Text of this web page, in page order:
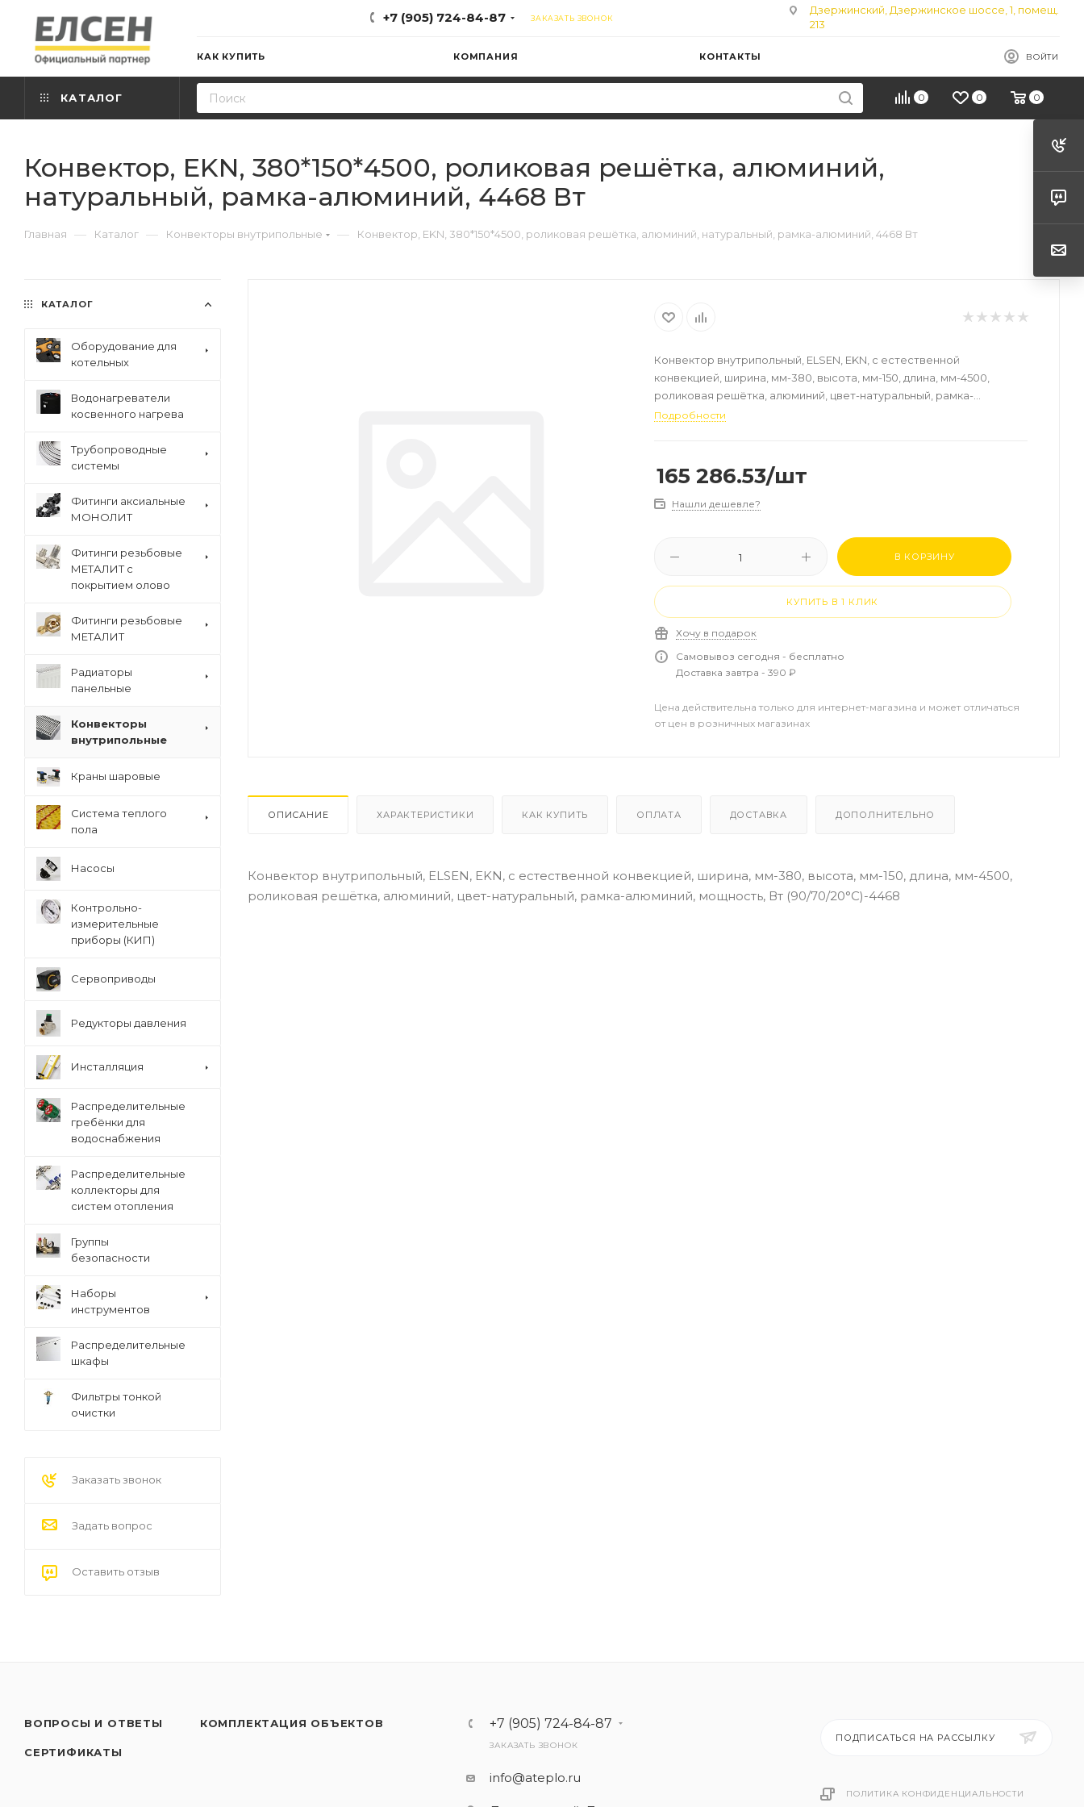
+7 (905) 724-84-87 ЗАКАЗАТЬ ЗВОНОК
Дзержинский, Дзержинское шоссе, 1, помещ.
213
ВОЙТИ
КАК КУПИТЬ КОМПАНИЯ КОНТАКТЫ
0 0 0
КАТАЛОГ
Конвектор, EKN, 380*150*4500, роликовая решётка, алюминий,
натуральный, рамка-алюминий, 4468 Вт
Главная — Каталог — Конвекторы внутрипольные — Конвектор, EKN, 380*150*4500, роликовая решётка, алюминий, натуральный, рамка-алюминий, 4468 Вт
Конвектор внутрипольный, ELSEN, EKN, с естественной
конвекцией, ширина, мм-380, высота, мм-150, длина, мм-4500,
роликовая решётка, алюминий, цвет-натуральный, рамка-
алюминий, мощность, Вт (90/70/20°C)-4468
Подробности
165 286.53/шт
Нашли дешевле?
В КОРЗИНУ
КУПИТЬ В 1 КЛИК
Хочу в подарок
Самовывоз сегодня - бесплатно
Доставка завтра - 390 ₽
Цена действительна только для интернет-магазина и может отличаться
от цен в розничных магазинах
ОПИСАНИЕ ХАРАКТЕРИСТИКИ КАК КУПИТЬ ОПЛАТА ДОСТАВКА ДОПОЛНИТЕЛЬНО
Конвектор внутрипольный, ELSEN, EKN, с естественной конвекцией, ширина, мм-380, высота, мм-150, длина, мм-4500,
роликовая решётка, алюминий, цвет-натуральный, рамка-алюминий, мощность, Вт (90/70/20°C)-4468
КАТАЛОГ
Оборудование для
котельных
Водонагреватели
косвенного нагрева
Трубопроводные
системы
Фитинги аксиальные
МОНОЛИТ
Фитинги резьбовые
МЕТАЛИТ с
покрытием олово
Фитинги резьбовые
МЕТАЛИТ
Радиаторы
панельные
Конвекторы
внутрипольные
Краны шаровые
Система теплого
пола
Насосы
Контрольно-
измерительные
приборы (КИП)
Сервоприводы
Редукторы давления
Инсталляция
Распределительные
гребёнки для
водоснабжения
Распределительные
коллекторы для
систем отопления
Группы
безопасности
Наборы
инструментов
Распределительные
шкафы
Фильтры тонкой
очистки
Заказать звонок
Задать вопрос
Оставить отзыв
ВОПРОСЫ И ОТВЕТЫ КОМПЛЕКТАЦИЯ ОБЪЕКТОВ
СЕРТИФИКАТЫ
+7 (905) 724-84-87
ЗАКАЗАТЬ ЗВОНОК
info@ateplo.ru
ПОДПИСАТЬСЯ НА РАССЫЛКУ
ПОЛИТИКА КОНФИДЕНЦИАЛЬНОСТИ